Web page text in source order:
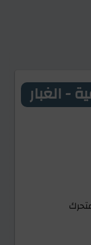
- الغبار